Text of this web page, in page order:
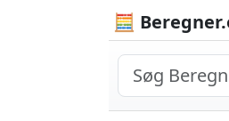
🧮